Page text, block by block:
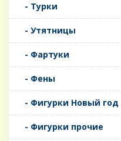
- Турки
- Утятницы
- Фартуки
- Фены
- Фигурки Новый год
- Фигурки прочие